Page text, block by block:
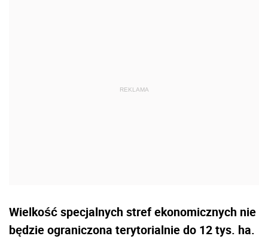
Wielkość specjalnych stref ekonomicznych nie
będzie ograniczona terytorialnie do 12 tys. ha.